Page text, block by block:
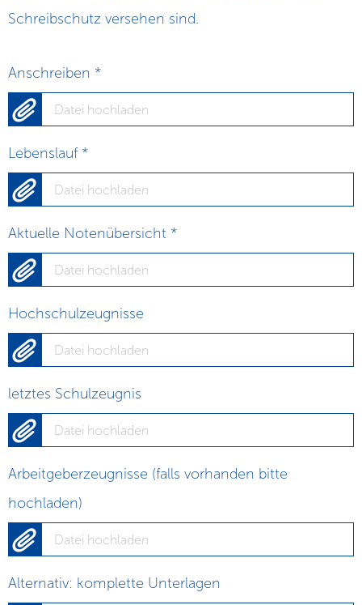
Schreibschutz versehen sind.
Anschreiben *
Datei hochladen
Lebenslauf *
Datei hochladen
Aktuelle Notenübersicht *
Datei hochladen
Hochschulzeugnisse
Datei hochladen
letztes Schulzeugnis
Datei hochladen
Arbeitgeberzeugnisse (falls vorhanden bitte
hochladen)
Datei hochladen
Alternativ: komplette Unterlagen